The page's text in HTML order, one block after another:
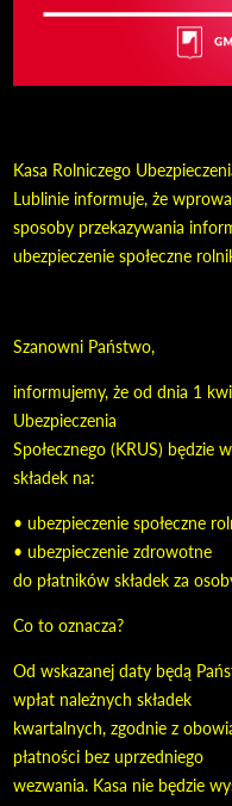
Kasa Rolniczego
Lublinie informuje, że
sposoby przekazywania
ubezpieczenie społeczne
Szanowni Państwo,
informujemy, że od dnia 1
Ubezpieczenia
Społecznego (KRUS) będzie
składek na:
• ubezpieczenie społeczne
• ubezpieczenie zdrowotne
do płatników składek za
Co to oznacza?
Od wskazanej daty będą
wpłat należnych składek
kwartalnych, zgodnie z
płatności bez uprzedniego
wezwania. Kasa nie będzie